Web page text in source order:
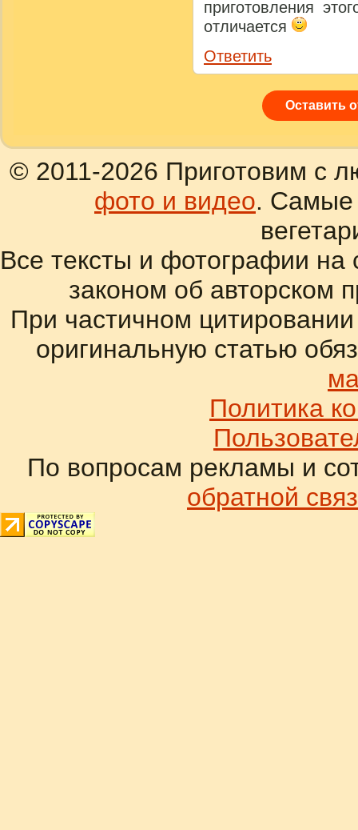
приготовления
отличается
Ответить
Оставить
© 2011-2026 Приготовим с
фото и видео. Самые
Все тексты и фотографии
законом об авторском
При частичном
оригинальную статью
Политика
По вопросам рекламы и
обратной